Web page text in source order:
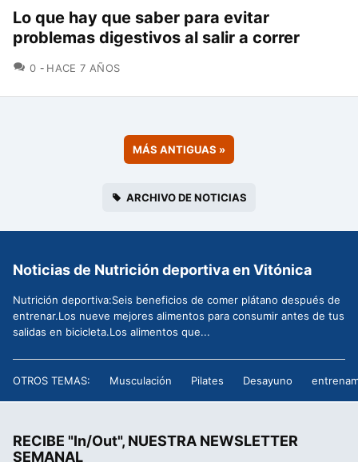
Lo que hay que saber para evitar
problemas digestivos al salir a correr
0 COMENTARIOS
HACE 7 AÑOS
MÁS ANTIGUAS »
ARCHIVO DE NOTICIAS
Noticias de Nutrición deportiva en Vitónica
Nutrición deportiva:Seis beneficios de comer plátano después de
entrenar.Los nueve mejores alimentos para consumir antes de tus
salidas en bicicleta.Los alimentos que...
OTROS TEMAS: Musculación Pilates Desayuno
RECIBE "In/Out", NUESTRA NEWSLETTER
SEMANAL